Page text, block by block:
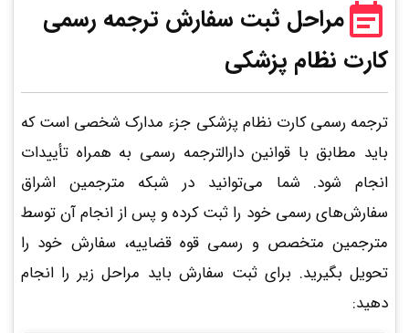
مراحل ثبت سفارش ترجمه رسمی
کارت نظام پزشکی
ترجمه رسمی کارت نظام پزشکی جزء مدارک شخصی است که
باید مطابق با قوانین دارالترجمه رسمی به همراه تأییدات
انجام شود. شما می‌توانید در شبکه مترجمین اشراق
سفارش‌های رسمی خود را ثبت کرده و پس از انجام آن توسط
مترجمین متخصص و رسمی قوه قضاییه، سفارش خود را
تحویل بگیرید. برای ثبت سفارش باید مراحل زیر را انجام
دهید: